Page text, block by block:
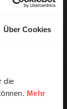
Über Cookies
die
Mehr